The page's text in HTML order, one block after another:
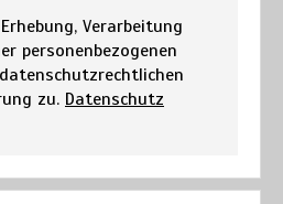
Verarbeitung
personenbezogenen
zu. Datenschutz